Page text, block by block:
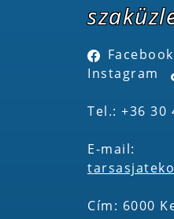
Facebook
Instagram
Tel.: +36 30
E-mail:
Cím: 6000